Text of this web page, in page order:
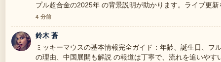
プル超合金の2025年 の背景説明が助かります。ライブ更
4 分前
鈴木 蒼
ミッキーマウスの基本情報完全ガイド：年齢、誕生日、フ
の理由、中国展開も解説 の報道は丁寧で、流れを追いやす